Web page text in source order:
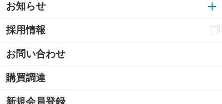
お知らせ
採用情報
お問い合わせ
購買調達
新規会員登録